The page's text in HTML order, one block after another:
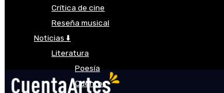
Crítica de cine
Reseña musical
Noticias ⬇️
Literatura
Poesía
Cuentos